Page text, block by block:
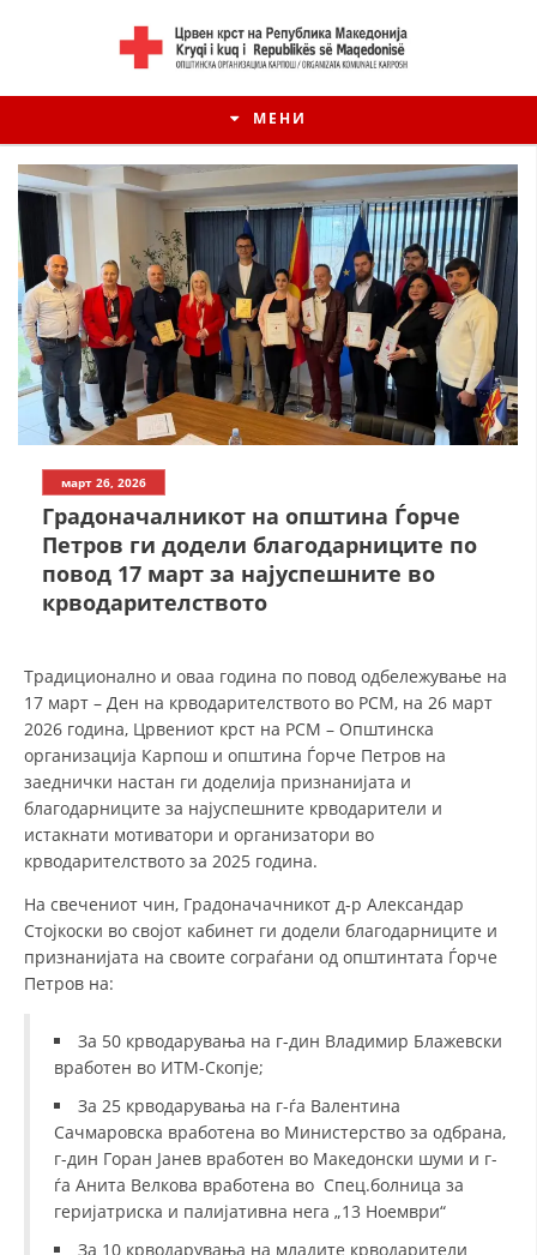
МЕНИ
ДЕЈСТВУВАЊЕ
ПРИРАЧНИЦИ
СТРАТЕГИИ
ЕДУКАТИВНО ИНФОРМАТИВНИ МАТЕРИЈАЛИ
ПОСТЕРИ
ПРЕЗЕНТАЦИИ
март 26, 2026
Градоначалникот на општина Ѓорче
Петров ги додели благодарниците по
повод 17 март за најуспешните во
крводарителството
Традиционално и оваа година по повод одбележување на
17 март – Ден на крводарителството во РСМ, на 26 март
2026 година, Црвениот крст на РСМ – Општинска
организација Карпош и општина Ѓорче Петров на
заеднички настан ги доделија признанијата и
благодарниците за најуспешните крводарители и
истакнати мотиватори и организатори во
крводарителството за 2025 година.
На свечениот чин, Градоначачникот д-р Александар
Стојкоски во својот кабинет ги додели благодарниците и
признанијата на своите сограѓани од општинтата Ѓорче
Петров на:
За 50 крводарувања на г-дин Владимир Блажевски
вработен во ИТМ-Скопје;
За 25 крводарувања на г-ѓа Валентина
Сачмаровска вработена во Министерство за одбрана,
г-дин Горан Јанев вработен во Македонски шуми и г-
ѓа Анита Велкова вработена во Спец.болница за
геријатриска и палијативна нега „13 Ноември“
За 10 крводарувања на младите крводарители